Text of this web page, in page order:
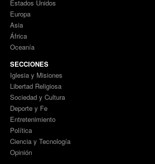
Estados Unidos
Europa
Asia
África
Oceanía
SECCIONES
Iglesia y Misiones
Libertad Religiosa
Sociedad y Cultura
Deporte y Fe
Entretenimiento
Política
Ciencia y Tecnología
Opinión